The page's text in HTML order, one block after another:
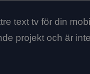
text tv för din
projekt och är